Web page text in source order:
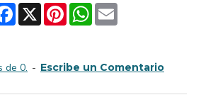
Facebook
X PinterestWhatsApp
Email
de 0. - Escribe un Comentario